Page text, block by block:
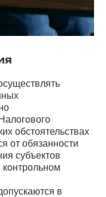
обстоятельствах
от обязанности
субъектов
в